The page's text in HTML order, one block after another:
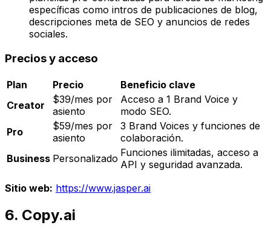
específicas como intros de publicaciones de blog,
descripciones meta de SEO y anuncios de redes
sociales.
Precios y acceso
Plan Precio
Beneficio clave
Creator
$39/mes por
asiento
Acceso a 1 Brand Voice y
modo SEO.
Pro
$59/mes por
asiento
3 Brand Voices y funciones de
colaboración.
Business Personalizado Funciones ilimitadas, acceso a
API y seguridad avanzada.
Sitio web: https://www.jasper.ai
6. Copy.ai